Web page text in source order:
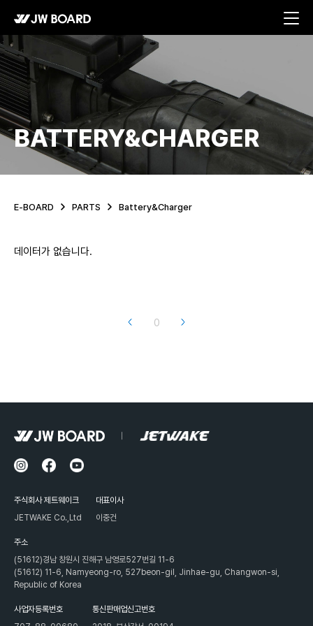
BATTERY&CHARGER
E-BOARD PARTS Battery&Charger
데이터가 없습니다.
0
주식회사 제트웨이크
JETWAKE Co.,Ltd
대표이사
이중건
주소
(51612)경남 창원시 진해구 남영로527번길 11-6
(51612) 11-6, Namyeong-ro, 527beon-gil, Jinhae-gu, Changwon-si,
Republic of Korea
사업자등록번호
통신판매업신고번호